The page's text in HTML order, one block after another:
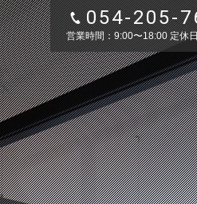
054-205-
営業時間：9:00〜18:00 定休